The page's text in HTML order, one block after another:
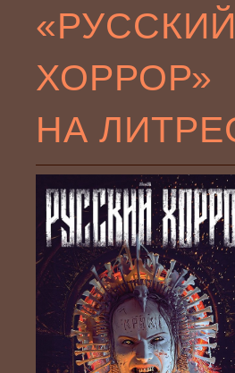
«РУССКИЙ
ХОРРОР»
НА